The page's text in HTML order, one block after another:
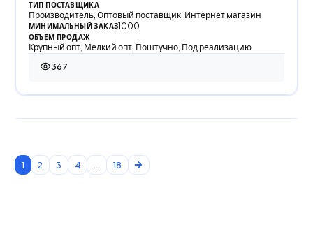
ТИП ПОСТАВЩИКА
Производитель, Оптовый поставщик, Интернет магазин
МИНИМАЛЬНЫЙ ЗАКАЗ1000
ОБЪЕМ ПРОДАЖ
Крупный опт, Мелкий опт, Поштучно, Под реализацию
367
367 просмотров
1 2 3 4 ... 18